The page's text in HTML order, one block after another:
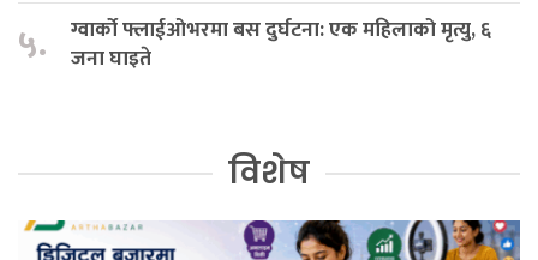
५.
ग्वार्को फ्लाईओभरमा बस दुर्घटना: एक महिलाको मृत्यु, ६
जना घाइते
विशेष